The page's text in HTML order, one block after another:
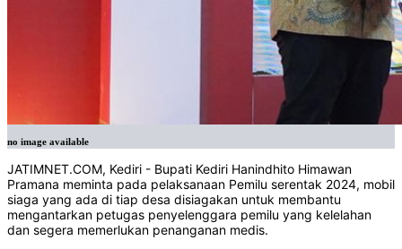
no image available
JATIMNET.COM, Kediri - Bupati Kediri Hanindhito Himawan
Pramana meminta pada pelaksanaan Pemilu serentak 2024, mobil
siaga yang ada di tiap desa disiagakan untuk membantu
mengantarkan petugas penyelenggara pemilu yang kelelahan
dan segera memerlukan penanganan medis.